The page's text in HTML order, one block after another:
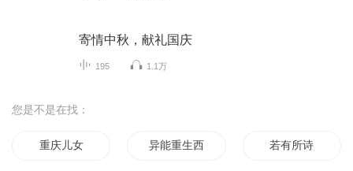
寄情中秋，献礼国庆
195 1.1万
您是不是在找：
重庆儿女 异能重生西门庆 若有所诗